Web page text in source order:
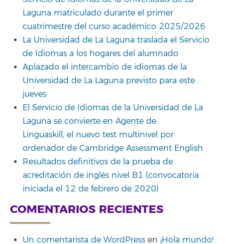
Laguna matriculado durante el primer
cuatrimestre del curso académico 2025/2026
La Universidad de La Laguna traslada el Servicio
de Idiomas a los hogares del alumnado
Aplazado el intercambio de idiomas de la
Universidad de La Laguna previsto para este
jueves
El Servicio de Idiomas de la Universidad de La
Laguna se convierte en Agente de
Linguaskill, el nuevo test multinivel por
ordenador de Cambridge Assessment English
Resultados definitivos de la prueba de
acreditación de inglés nivel B1 (convocatoria
iniciada el 12 de febrero de 2020)
COMENTARIOS RECIENTES
Un comentarista de WordPress en ¡Hola mundo!